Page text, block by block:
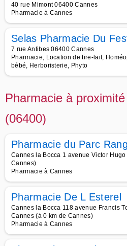
40 rue Mimont 06400 Cannes
Pharmacie à Cannes
Selas Pharmacie Du
7 rue Antibes 06400 Cannes
Pharmacie, Location de tire-lait,
bébé, Herboristerie, Phyto
Pharmacie à
(06400)
Pharmacie du Parc
Cannes la Bocca 1 avenue Victor
Cannes)
Pharmacie à Cannes
Pharmacie De L Esterel
Cannes la Bocca 118 avenue Francis
Cannes (à 0 km de Cannes)
Pharmacie à Cannes